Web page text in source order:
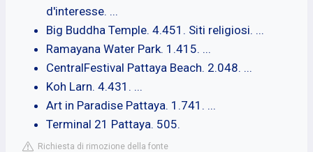
d'interesse. ...
Big Buddha Temple. 4.451. Siti religiosi. ...
Ramayana Water Park. 1.415. ...
CentralFestival Pattaya Beach. 2.048. ...
Koh Larn. 4.431. ...
Art in Paradise Pattaya. 1.741. ...
Terminal 21 Pattaya. 505.
Richiesta di rimozione della fonte